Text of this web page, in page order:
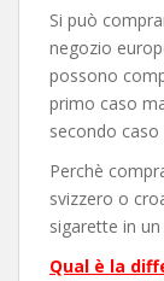
Si può
negozio
possono
primo caso
secondo
Perchè
svizzero o
sigarette in
Qual è la